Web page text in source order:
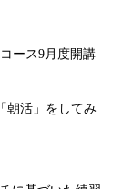
ース9月度開講
朝活」をしてみ